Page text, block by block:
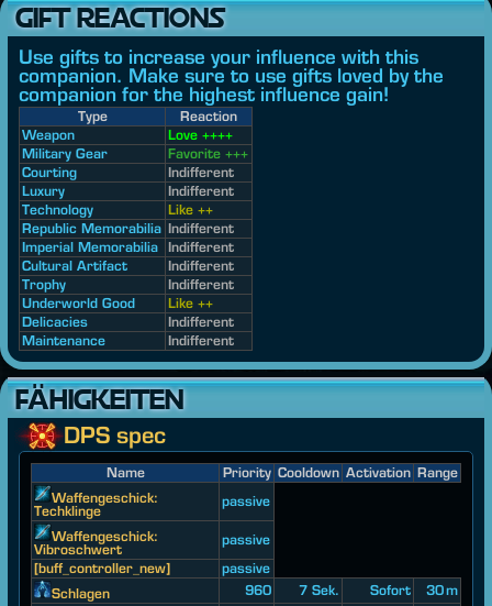
GIFT REACTIONS
Use gifts to increase your influence with this
companion. Make sure to use gifts loved by the
companion for the highest influence gain!
Type
Reaction
Weapon
Love ++++
Military Gear
Favorite +++
Courting
Indifferent
Luxury
Indifferent
Technology
Like ++
Republic Memorabilia Indifferent
Imperial Memorabilia
Indifferent
Cultural Artifact
Indifferent
Trophy
Indifferent
Underworld Good
Like ++
Delicacies
Indifferent
Maintenance
Indifferent
FÄHIGKEITEN
DPS spec
Name Priority Cooldown Activation Range
Waffengeschick:
Techklinge
passive
Waffengeschick:
Vibroschwert
passive
[buff_controller_new]
passive
Schlagen
960 7 Sek. Sofort
30 m